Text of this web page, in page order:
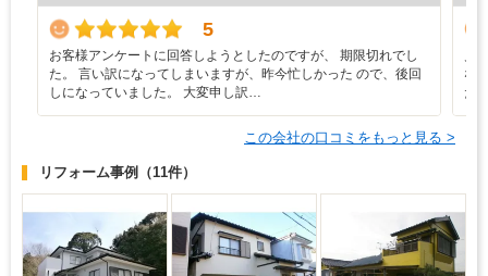
5
お客様アンケートに回答しようとしたのですが、 期限切れでし
た。 言い訳になってしまいますが、昨今忙しかった ので、後回
しになっていました。 大変申し訳…
な
た
この会社の口コミをもっと見る >
リフォーム事例 （11件）